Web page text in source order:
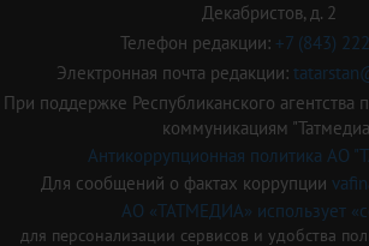
Декабристов, д. 2
Телефон редакции: +7 (843)
Электронная почта редакции:
При поддержке Республиканского агентства
коммуникациям
Антикоррупционная политика АО
Для сообщений о фактах коррупции
АО «ТАТМЕДИА» использует
для персонализации сервисов и удобства